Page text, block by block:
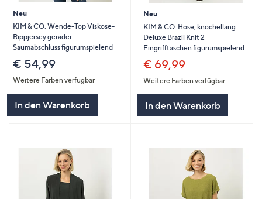
Neu
KIM & CO. Wende-Top Viskose-
Rippjersey gerader
Saumabschluss figurumspielend
€ 54,99
Weitere Farben verfügbar
In den Warenkorb
Neu
KIM & CO. Hose, knöchellang
Deluxe Brazil Knit 2
Eingrifftaschen figurumspielend
€ 69,99
Weitere Farben verfügbar
In den Warenkorb